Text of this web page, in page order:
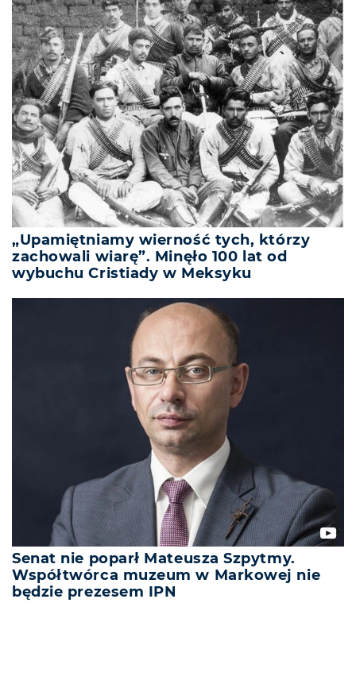
„Upamiętniamy wierność tych, którzy
zachowali wiarę”. Minęło 100 lat od
wybuchu Cristiady w Meksyku
Senat nie poparł Mateusza Szpytmy.
Współtwórca muzeum w Markowej nie
będzie prezesem IPN